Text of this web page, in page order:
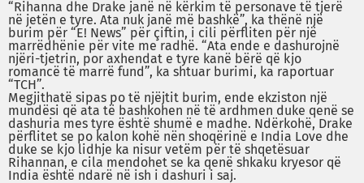
“Rihanna dhe Drake janë në kërkim të personave të tjerë
në jetën e tyre. Ata nuk janë më bashkë”, ka thënë një
burim për “E! News” për çiftin, i cili përfliten për një
marrëdhënie për vite me radhë. “Ata ende e dashurojnë
njëri-tjetrin, por axhendat e tyre kanë bërë që kjo
romancë të marrë fund”, ka shtuar burimi, ka raportuar
“TCH”.
Megjithatë sipas po të njëjtit burim, ende ekziston një
mundësi që ata të bashkohen në të ardhmen duke qenë se
dashuria mes tyre është shumë e madhe. Ndërkohë, Drake
përflitet se po kalon kohë nën shoqërinë e India Love dhe
duke se kjo lidhje ka nisur vetëm për të shqetësuar
Rihannan, e cila mendohet se ka qenë shkaku kryesor që
India është ndarë në ish i dashuri i saj.